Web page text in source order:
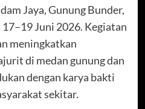
Jaya, Gunung Bunder,
Juni 2026. Kegiatan
meningkatkan
di medan gunung dan
dengan karya bakti
sekitar.